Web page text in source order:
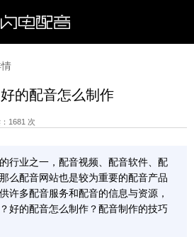
的配音怎么制作
1681 次
行业之一，配音视频、配音软件、配
么配音网站也是较为重要的配音产品
许多配音服务和配音的信息与资源，
好的配音怎么制作？配音制作的技巧